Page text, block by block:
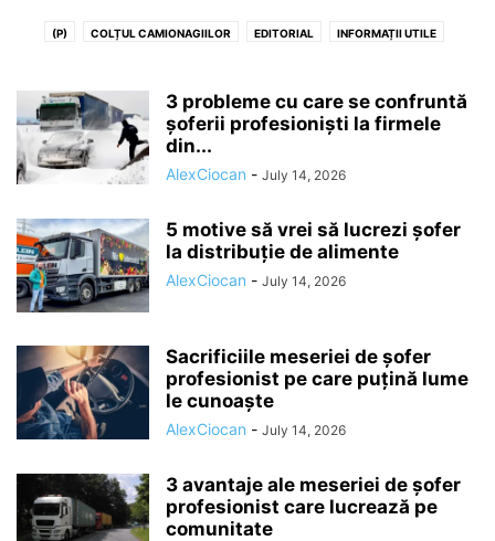
(P) COLȚUL CAMIONAGIILOR EDITORIAL INFORMAȚII UTILE
3 probleme cu care se confruntă
șoferii profesioniști la firmele
din...
AlexCiocan - July 14, 2026
5 motive să vrei să lucrezi șofer
la distribuție de alimente
AlexCiocan - July 14, 2026
Sacrificiile meseriei de șofer
profesionist pe care puțină lume
le cunoaște
AlexCiocan - July 14, 2026
3 avantaje ale meseriei de șofer
profesionist care lucrează pe
comunitate